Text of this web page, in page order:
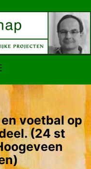
voetbal op
(24 st